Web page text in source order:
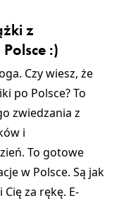
z
:)
Czy wiesz, że
po Polsce? To
zwiedzania z
i
To gotowe
w Polsce. Są jak
za rękę. E-